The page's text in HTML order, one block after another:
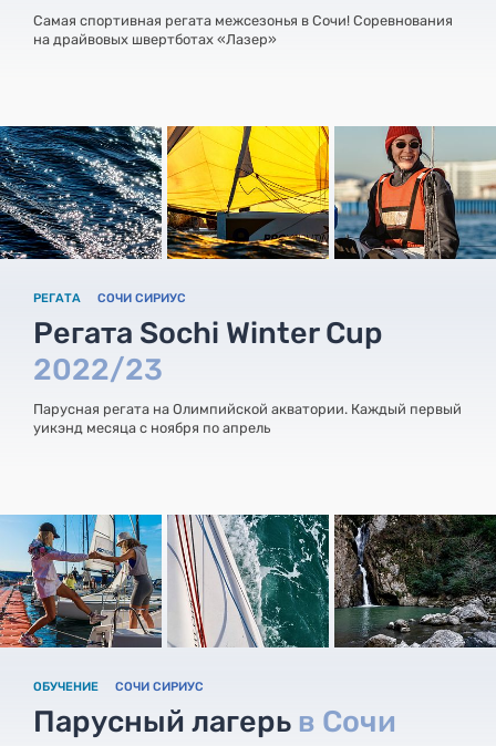
Самая спортивная регата межсезонья в Сочи! Соревнования
на драйвовых швертботах «Лазер»
РЕГАТА СОЧИ СИРИУС
Регата Sochi Winter Cup
2022/23
Парусная регата на Олимпийской акватории. Каждый первый
уикэнд месяца с ноября по апрель
ОБУЧЕНИЕ СОЧИ СИРИУС
Парусный лагерь в Сочи